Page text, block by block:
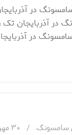
در
در آذربایجان تک
در
سامسونگ ۳۰ مهر ۱۳۹۸